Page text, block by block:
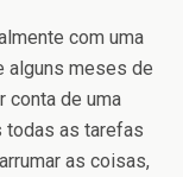
com uma
alguns meses de
conta de uma
todas as tarefas
as coisas,